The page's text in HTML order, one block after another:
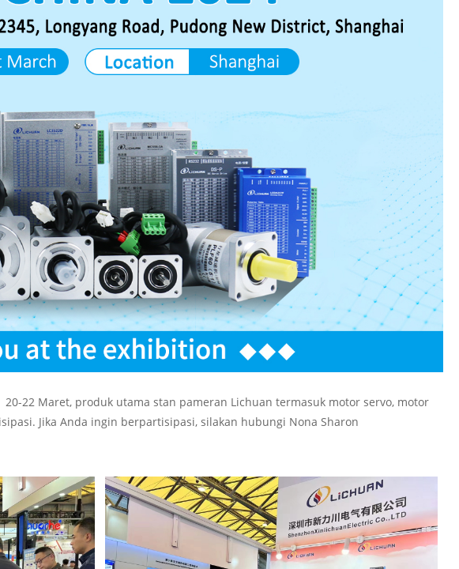
22 Maret, produk utama stan pameran Lichuan termasuk motor servo, motor
Jika Anda ingin berpartisipasi, silakan hubungi Nona Sharon